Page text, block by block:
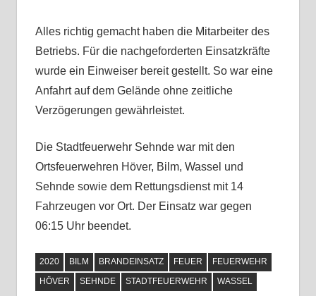
Alles richtig gemacht haben die Mitarbeiter des
Betriebs. Für die nachgeforderten Einsatzkräfte
wurde ein Einweiser bereit gestellt. So war eine
Anfahrt auf dem Gelände ohne zeitliche
Verzögerungen gewährleistet.
Die Stadtfeuerwehr Sehnde war mit den
Ortsfeuerwehren Höver, Bilm, Wassel und
Sehnde sowie dem Rettungsdienst mit 14
Fahrzeugen vor Ort. Der Einsatz war gegen
06:15 Uhr beendet.
2020 BILM BRANDEINSATZ FEUER
FEUERWEHR
HÖVER
SEHNDE STADTFEUERWEHR WASSEL